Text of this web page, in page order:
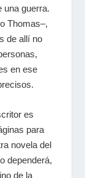
una guerra.
Thomas–,
de allí no
en ese
es
para
novela del
dependerá,
de la